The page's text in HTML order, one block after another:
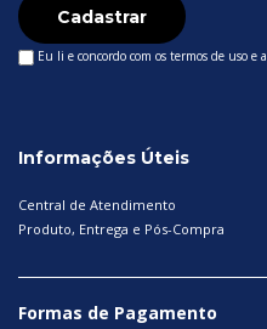
Informações Úteis
Central de Atendimento
Produto, Entrega e Pós-Compra
Cadastrar
Eu li e concordo com os termos de uso e a
Formas de Pagamento